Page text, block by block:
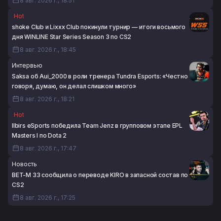
Hot
shoke Club и Lixxx Club покинули турнир — итоги восьмого
дня WINLINE Star Series Season 3 по CS2
8 авг. 2026 г., 18:45
Интервью
Saksa об Aui_2000 в роли тренера Tundra Esports: «Честно
говоря, думаю, он делал слишком много»
8 авг. 2026 г., 18:21
Hot
Ilbirs eSports победила Team Jenz в групповом этапе EPL
Masters I по Dota 2
8 авг. 2026 г., 17:47
Новость
BET-M 33 сообщила о переводе KIRO в запасной состав по
CS2
8 авг. 2026 г., 17:25